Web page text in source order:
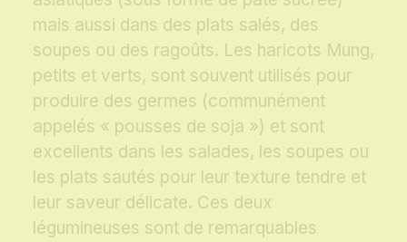
mais aussi dans des plats salés, des
soupes ou des ragoûts. Les haricots Mung,
petits et verts, sont souvent utilisés pour
produire des germes (communément
appelés « pousses de soja ») et sont
excellents dans les salades, les soupes ou
les plats sautés pour leur texture tendre et
leur saveur délicate. Ces deux
légumineuses sont de remarquables